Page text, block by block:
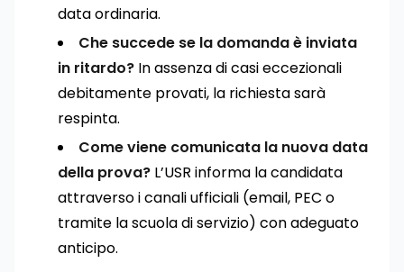
data ordinaria.
Che succede se la domanda è inviata
in ritardo? In assenza di casi eccezionali
debitamente provati, la richiesta sarà
respinta.
Come viene comunicata la nuova data
della prova? L’USR informa la candidata
attraverso i canali ufficiali (email, PEC o
tramite la scuola di servizio) con adeguato
anticipo.